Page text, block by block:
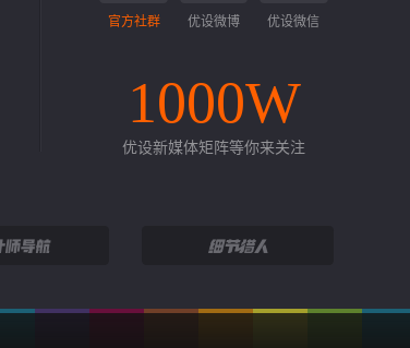
官方社群 优设微博 优设微信
1000W
优设新媒体矩阵等你来关注